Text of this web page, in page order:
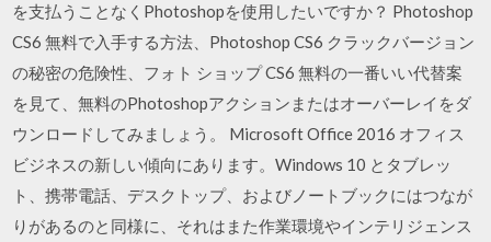
を支払うことなくPhotoshopを使用したいですか？ Photoshop
CS6 無料で入手する方法、Photoshop CS6 クラックバージョン
の秘密の危険性、フォト ショップ CS6 無料の一番いい代替案
を見て、無料のPhotoshopアクションまたはオーバーレイをダ
ウンロードしてみましょう。 Microsoft Office 2016 オフィス
ビジネスの新しい傾向にあります。Windows 10 とタブレッ
ト、携帯電話、デスクトップ、およびノートブックにはつなが
りがあるのと同様に、それはまた作業環境やインテリジェンス